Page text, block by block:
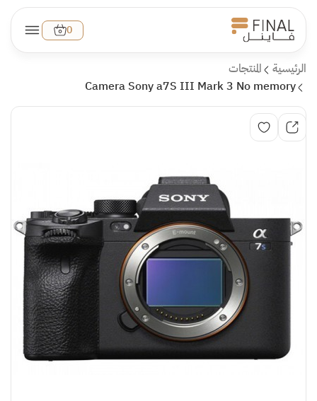
0
الرئيسية
المنتجات
Camera Sony a7S III Mark 3 No memory